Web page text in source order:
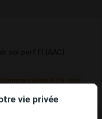
vie privée